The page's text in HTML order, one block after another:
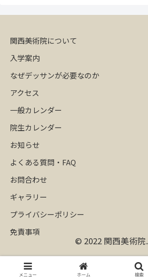
関西美術院について
入学案内
なぜデッサンが必要なのか
アクセス
一般カレンダー
院生カレンダー
お知らせ
よくある質問・FAQ
お問合わせ
ギャラリー
プライバシーポリシー
免責事項
© 2022 関西美術院.
メニュー ホーム 検索